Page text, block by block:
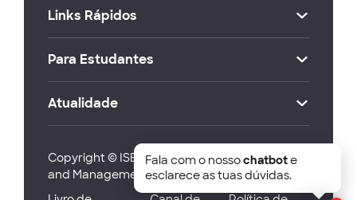
Links Rápidos
Para Estudantes
Atualidade
Copyright © ISEG Lisbon School of Economics
and Management 2026
Fala com o nossochatbote
esclarece as tuas dúvidas.